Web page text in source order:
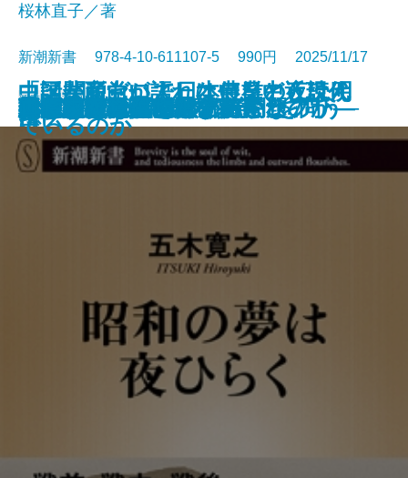
熟睡力
政府破綻
中国共産党が語れない日中近現代
史
死ぬまで元気―88の読むサプリ―
コメ関税ゼロで日本農業の夜は明
ける
日本漁業の不都合な真実
現代お笑い論
知性の復権─「真の保守」を問う─
43歳頂点論
あなたはなぜ雑談が苦手なのか
桜林直子／著
新潮新書 978-4-10-611107-5 990円 2025/11/17
新書電子書籍あり
昭和の夢は夜ひらく
人間・明石家さんま
スポーツと賭博
古事記の正体
コメ壊滅
「話が面白い人」は何をどう読ん
でいるのか
おどろきの「クルド人問題」
人はなぜ自分を殺すのか
介護未満の父に起きたこと
ロビンソン酒場漂流記